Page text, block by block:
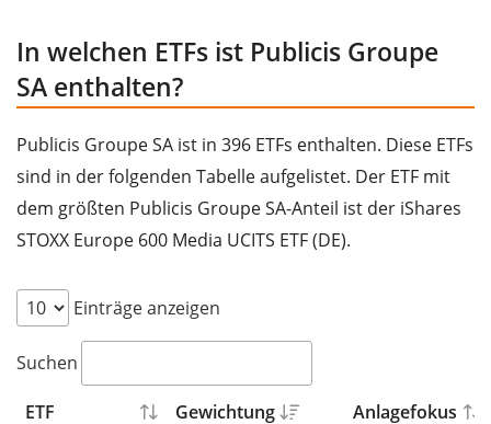
In welchen ETFs ist Publicis Groupe
SA enthalten?
Publicis Groupe SA ist in 396 ETFs enthalten. Diese ETFs
sind in der folgenden Tabelle aufgelistet. Der ETF mit
dem größten Publicis Groupe SA-Anteil ist der iShares
STOXX Europe 600 Media UCITS ETF (DE).
Einträge anzeigen
Suchen
ETF Gewichtung Anlagefokus